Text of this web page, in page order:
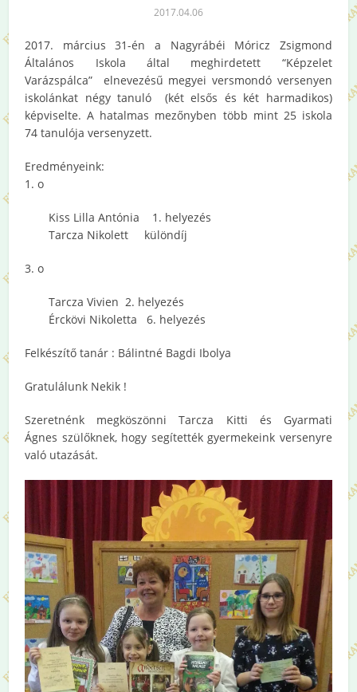
2017.04.06
2017. március 31-én a Nagyrábéi Móricz Zsigmond
Általános Iskola által meghirdetett “Képzelet
Varázspálca” elnevezésű megyei versmondó versenyen
iskolánkat négy tanuló (két elsős és két harmadikos)
képviselte. A hatalmas mezőnyben több mint 25 iskola
74 tanulója versenyzett.
Eredményeink:
1. o
Kiss Lilla Antónia 1. helyezés
Tarcza Nikolett különdíj
3. o
Tarcza Vivien 2. helyezés
Érckövi Nikoletta 6. helyezés
Felkészítő tanár : Bálintné Bagdi Ibolya
Gratulálunk Nekik !
Szeretnénk megköszönni Tarcza Kitti és Gyarmati
Ágnes szülőknek, hogy segítették gyermekeink versenyre
való utazását.